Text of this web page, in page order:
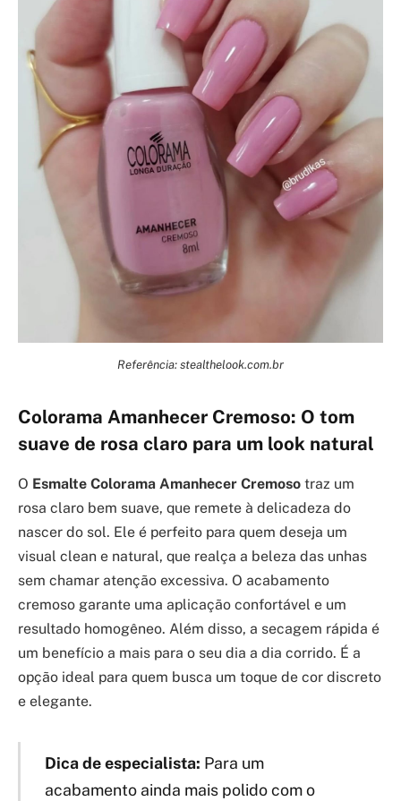
Referência: stealthelook.com.br
Colorama Amanhecer Cremoso: O tom
suave de rosa claro para um look natural
O Esmalte Colorama Amanhecer Cremoso traz um
rosa claro bem suave, que remete à delicadeza do
nascer do sol. Ele é perfeito para quem deseja um
visual clean e natural, que realça a beleza das unhas
sem chamar atenção excessiva. O acabamento
cremoso garante uma aplicação confortável e um
resultado homogêneo. Além disso, a secagem rápida é
um benefício a mais para o seu dia a dia corrido. É a
opção ideal para quem busca um toque de cor discreto
e elegante.
Dica de especialista: Para um
acabamento ainda mais polido com o